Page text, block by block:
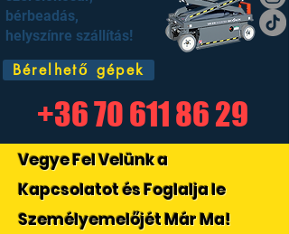
bérbeadás,
helyszínre szállítás!
Bérelhető gépek
+36 70 611 86 29
Vegye Fel Velünk a
Kapcsolatot és Foglalja le
Személyemelőjét MárMa!